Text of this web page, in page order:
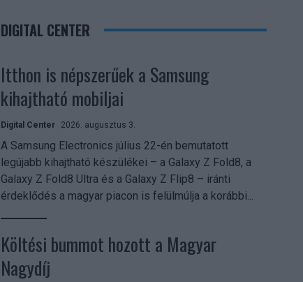
DIGITAL CENTER
Itthon is népszerűek a Samsung
kihajtható mobiljai
Digital Center 2026. augusztus 3.
A Samsung Electronics július 22-én bemutatott
legújabb kihajtható készülékei – a Galaxy Z Fold8, a
Galaxy Z Fold8 Ultra és a Galaxy Z Flip8 – iránti
érdeklődés a magyar piacon is felülmúlja a korábbi...
Költési bummot hozott a Magyar
Nagydíj